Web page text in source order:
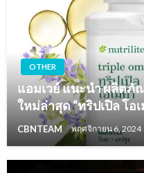
OTHER
แอมเวย์ แนะนำ ผลิตภั
ใหม่ล่าสุด “ทริปเปิล โอ
CBNTEAM พฤศจิกายน 6, 2024